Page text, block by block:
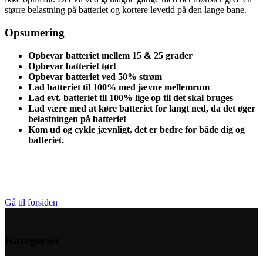
større belastning på batteriet og kortere levetid på den lange bane.
Opsumering
Opbevar batteriet mellem 15 & 25 grader
Opbevar batteriet tørt
Opbevar batteriet ved 50% strøm
Lad batteriet til 100% med jævne mellemrum
Lad evt. batteriet til 100% lige op til det skal bruges
Lad være med at køre batteriet for langt ned, da det øger
belastningen på batteriet
Kom ud og cykle jævnligt, det er bedre for både dig og
batteriet.
Gå til forsiden